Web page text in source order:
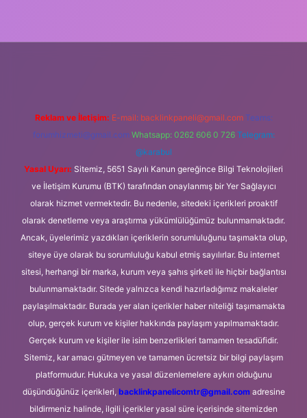
Reklam ve İletişim: E-mail: backlinkpaneli@gmail.com Teams:
forumhizmeti@gmail.com Whatsapp: 0262 606 0 726 Telegram:
@karabul
Yasal Uyarı: Sitemiz, 5651 Sayılı Kanun gereğince Bilgi Teknolojileri
ve İletişim Kurumu (BTK) tarafından onaylanmış bir Yer Sağlayıcı
olarak hizmet vermektedir. Bu nedenle, sitedeki içerikleri proaktif
olarak denetleme veya araştırma yükümlülüğümüz bulunmamaktadır.
Ancak, üyelerimiz yazdıkları içeriklerin sorumluluğunu taşımakta olup,
siteye üye olarak bu sorumluluğu kabul etmiş sayılırlar. Bu internet
sitesi, herhangi bir marka, kurum veya şahıs şirketi ile hiçbir bağlantısı
bulunmamaktadır. Sitede yalnızca kendi hazırladığımız makaleler
paylaşılmaktadır. Burada yer alan içerikler haber niteliği taşımamakta
olup, gerçek kurum ve kişiler hakkında paylaşım yapılmamaktadır.
Gerçek kurum ve kişiler ile isim benzerlikleri tamamen tesadüfidir.
Sitemiz, kar amacı gütmeyen ve tamamen ücretsiz bir bilgi paylaşım
platformudur. Hukuka ve yasal düzenlemelere aykırı olduğunu
düşündüğünüz içerikleri, backlinkpanelicomtr@gmail.comadresine
bildirmeniz halinde, ilgili içerikler yasal süre içerisinde sitemizden